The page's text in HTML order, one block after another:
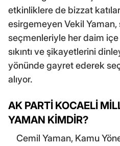
etkinliklere de bizzat
esirgemeyen Vekil
seçmenleriyle her daim
sıkıntı ve şikayetlerini
yönünde gayret ederek
alıyor.
AK PARTİ KOCAELİ
YAMAN KİMDİR?
Cemil Yaman, Kamu